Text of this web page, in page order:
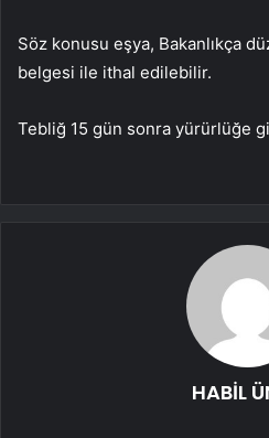
Söz konusu eşya, Bakanlıkça
belgesi ile ithal edilebilir.
Tebliğ 15 gün sonra yürürlüğe
HABİL